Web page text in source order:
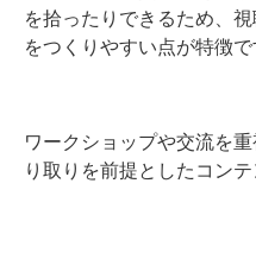
を拾ったりできるため、
をつくりやすい点が特徴で
ワークショップや交流を
り取りを前提としたコン